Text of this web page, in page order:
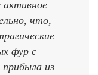
что,
фур с
из